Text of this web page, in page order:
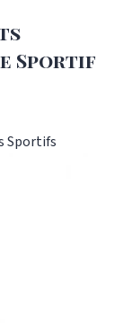
Sportif
Sportifs